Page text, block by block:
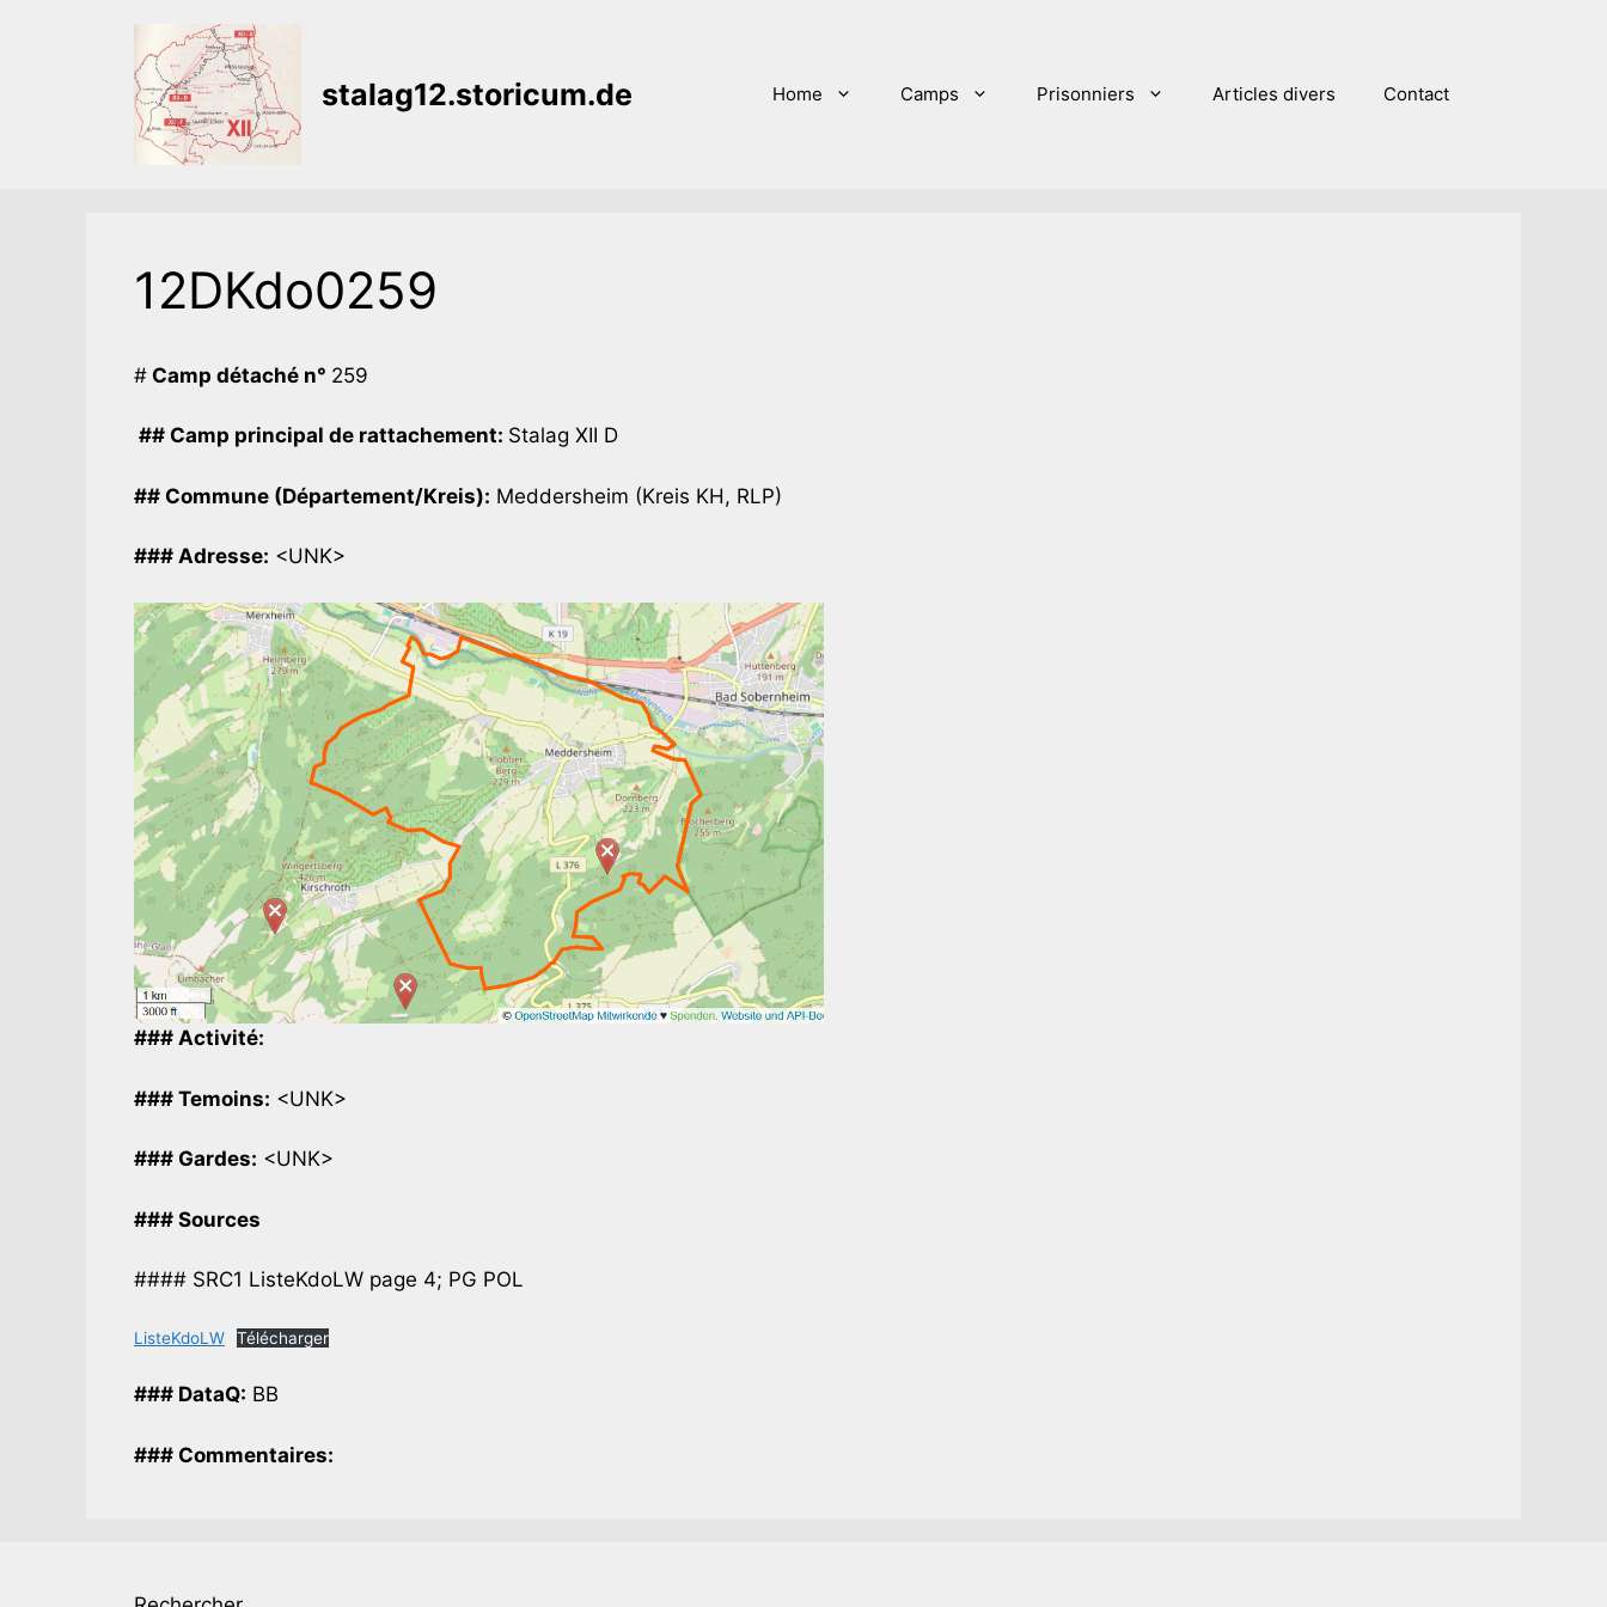
stalag12.storicum.de Home Camps Prisonniers Articles divers Contact
12DKdo0259
# Camp détaché n° 259
## Camp principal de rattachement: Stalag XII D
## Commune (Département/Kreis): Meddersheim (Kreis KH, RLP)
### Adresse: <UNK>
### Activité:
### Temoins: <UNK>
### Gardes: <UNK>
### Sources
#### SRC1 ListeKdoLW page 4; PG POL
ListeKdoLW Télécharger
### DataQ: BB
### Commentaires: